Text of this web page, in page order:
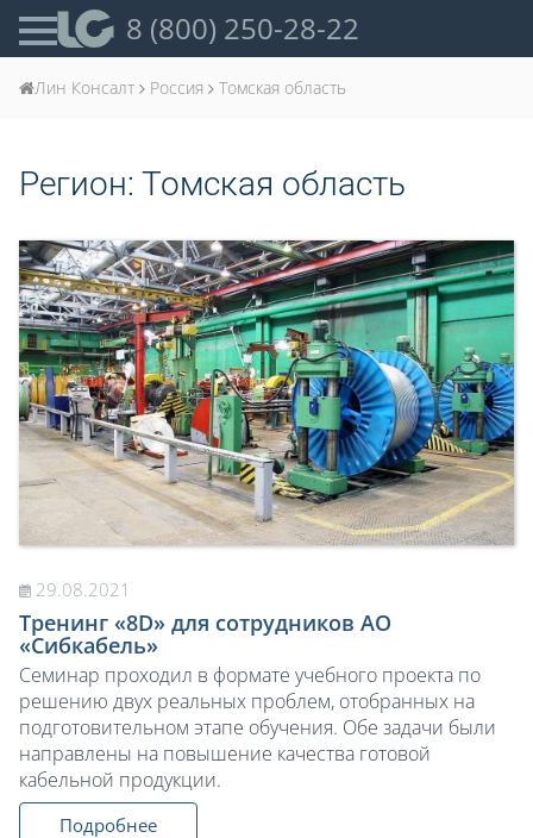
8 (800) 250-28-22
Лин Консалт Россия Томская область
Регион: Томская область
29.08.2021
Тренинг «8D» для сотрудников АО
«Сибкабель»
Семинар проходил в формате учебного проекта по
решению двух реальных проблем, отобранных на
подготовительном этапе обучения. Обе задачи были
направлены на повышение качества готовой
кабельной продукции.
Подробнее